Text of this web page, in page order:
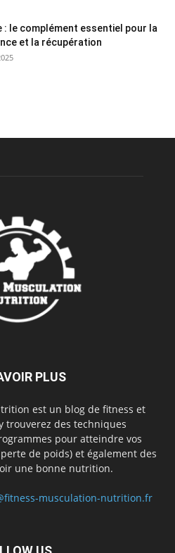
: le complément essentiel pour la
et la récupération
PLUS
est un blog de fitness et
trouverez des techniques
pour atteindre vos
de poids) et également des
une bonne nutrition.
musculation-nutrition.fr